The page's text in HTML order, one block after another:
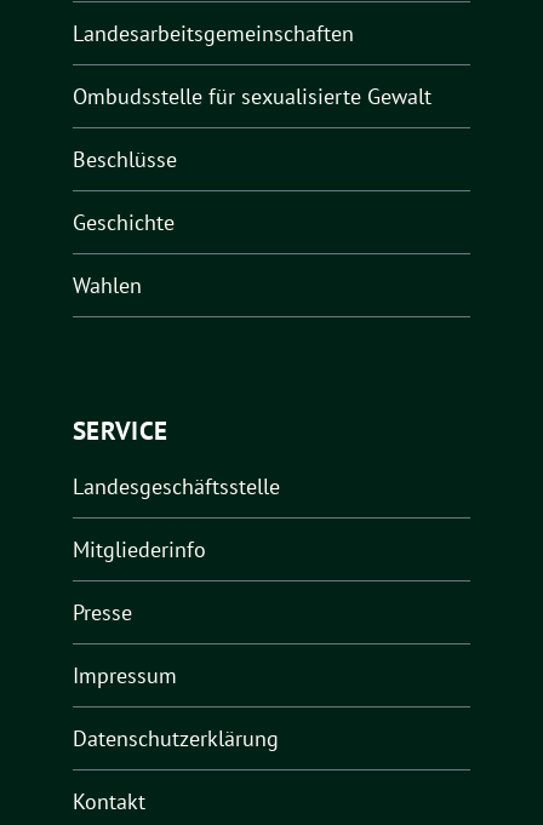
Landesarbeitsgemeinschaften
Ombudsstelle für sexualisierte Gewalt
Beschlüsse
Geschichte
Wahlen
SERVICE
Landesgeschäftsstelle
Mitgliederinfo
Presse
Impressum
Datenschutzerklärung
Kontakt